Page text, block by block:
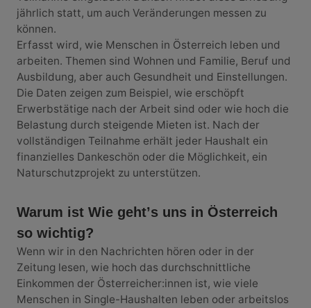
jährlich statt, um auch Veränderungen messen zu
können.
Erfasst wird, wie Menschen in Österreich leben und
arbeiten. Themen sind Wohnen und Familie, Beruf und
Ausbildung, aber auch Gesundheit und Einstellungen.
Die Daten zeigen zum Beispiel, wie erschöpft
Erwerbstätige nach der Arbeit sind oder wie hoch die
Belastung durch steigende Mieten ist. Nach der
vollständigen Teilnahme erhält jeder Haushalt ein
finanzielles Dankeschön oder die Möglichkeit, ein
Naturschutzprojekt zu unterstützen.
Warum istWie gehtʼs uns in Österreich
so wichtig?
Wenn wir in den Nachrichten hören oder in der
Zeitung lesen, wie hoch das durchschnittliche
Einkommen der Österreicher:innen ist, wie viele
Menschen in Single-Haushalten leben oder arbeitslos